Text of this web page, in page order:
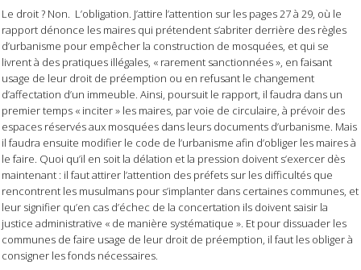
Le droit ? Non. L’obligation. J’attire l’attention sur les pages 27 à 29, où le
rapport dénonce les maires qui prétendent s’abriter derrière des règles
d’urbanisme pour empêcher la construction de mosquées, et qui se
livrent à des pratiques illégales, « rarement sanctionnées », en faisant
usage de leur droit de préemption ou en refusant le changement
d’affectation d’un immeuble. Ainsi, poursuit le rapport, il faudra dans un
premier temps « inciter » les maires, par voie de circulaire, à prévoir des
espaces réservés aux mosquées dans leurs documents d’urbanisme. Mais
il faudra ensuite modifier le code de l’urbanisme afin d’obliger les maires à
le faire. Quoi qu’il en soit la délation et la pression doivent s’exercer dès
maintenant : il faut attirer l’attention des préfets sur les difficultés que
rencontrent les musulmans pour s’implanter dans certaines communes, et
leur signifier qu’en cas d’échec de la concertation ils doivent saisir la
justice administrative « de manière systématique ». Et pour dissuader les
communes de faire usage de leur droit de préemption, il faut les obliger à
consigner les fonds nécessaires.